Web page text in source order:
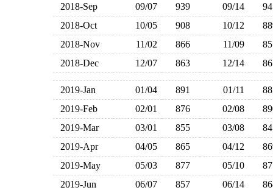
2018-Sep
09/07 939 09/14
2018-Oct
10/05 908 10/12
2018-Nov
11/02 866 11/09
2018-Dec
12/07 863 12/14
2019-Jan 01/04 891 01/11
2019-Feb
02/01 876 02/08
2019-Mar
03/01 855 03/08
2019-Apr
04/05 865 04/12
2019-May
05/03 877 05/10
2019-Jun
06/07 857 06/14